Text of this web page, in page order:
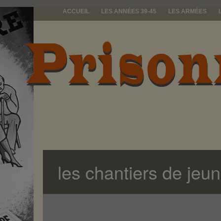
ACCUEIL LES ANNÉES 39-45 LES ARMÉES
prisonniers
les chantiers de